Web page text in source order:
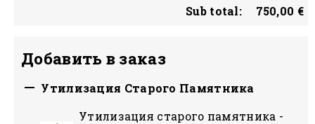
Sub total: 750,00 €
Добавить в заказ
 Утилизация Старого Памятника
Утилизация старого памятника -